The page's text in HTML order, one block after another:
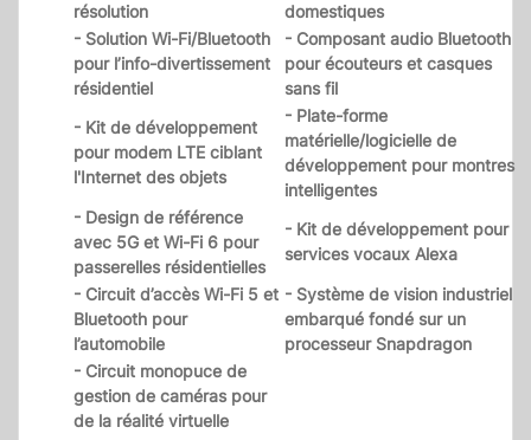
résolution
domestiques
- Solution Wi-Fi/Bluetooth
pour l’info-divertissement
résidentiel
- Composant audio Bluetooth
pour écouteurs et casques
sans fil
- Kit de développement
pour modem LTE ciblant
l'Internet des objets
- Plate-forme
matérielle/logicielle de
développement pour montres
intelligentes
- Design de référence
avec 5G et Wi-Fi 6 pour
passerelles résidentielles
- Kit de développement pour
services vocaux Alexa
- Circuit d’accès Wi-Fi 5 et
Bluetooth pour
l’automobile
- Système de vision industriel
embarqué fondé sur un
processeur Snapdragon
- Circuit monopuce de
gestion de caméras pour
de la réalité virtuelle